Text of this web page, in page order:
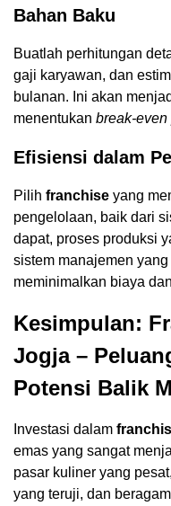
Bahan Baku
Buatlah perhitungan
gaji karyawan, dan
bulanan. Ini akan
menentukan break-even
Efisiensi dalam
Pilih franchise yang
pengelolaan, baik dari
dapat, proses produksi
sistem manajemen yang
meminimalkan biaya
Kesimpulan:
Jogja –
Potensi Balik
Investasi dalam
emas yang sangat
pasar kuliner yang
yang teruji, dan